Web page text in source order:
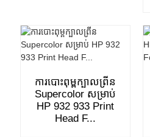
ការបោះពុម្ពក្បាលព្រីន
Supercolor សម្រាប់
HP 932 933 Print
Head F...